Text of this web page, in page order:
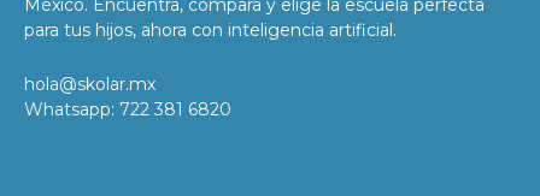
México. Encuentra, compara y elige la escuela perfecta
para tus hijos, ahora con inteligencia artificial.
hola@skolar.mx
Whatsapp: 722 381 6820